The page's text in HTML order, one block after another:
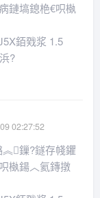
鏈塙鎴栬€呮槸
銆戣浆 1.5
?
02:27:52
鏁?鐩存帴鑺
槸鍚︿氦鏄撴